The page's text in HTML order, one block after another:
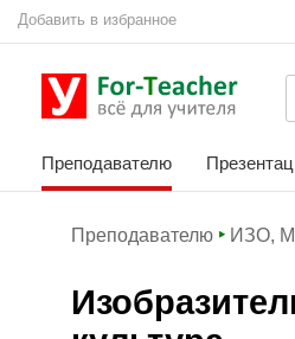
Добавить в избранное
Преподавателю
Преподавателю ИЗО,